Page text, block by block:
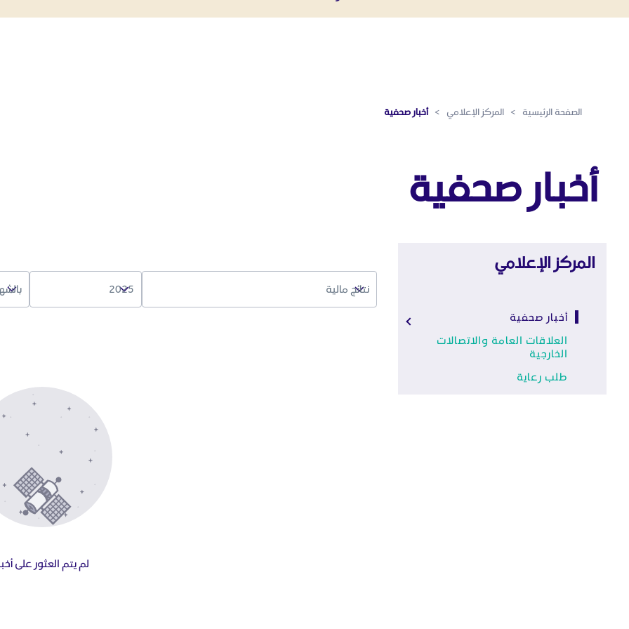
تخطي إلى المحتوى الرئيسي
أخبار صحفية - المركز الإعلامي
الصفحة الرئيسية > المركز الإعلامي > أخبار صحفية
أخبار صحفية
المركز الإعلامي
أخبار صحفية
العلاقات العامة والاتصالات
الخارجية
طلب رعاية
لم يتم العثور على